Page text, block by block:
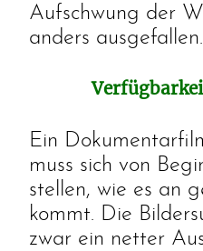
Aufschwung der
anders ausgefallen.
Ein
muss sich von
stellen, wie es an
kommt. Die
zwar ein netter